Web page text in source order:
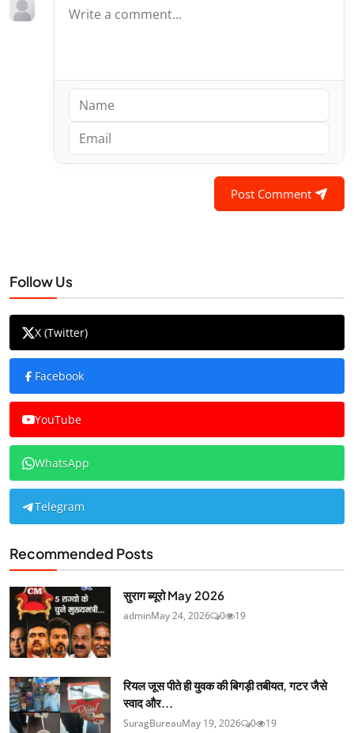
Post Comment
Follow Us
X (Twitter)
Facebook
YouTube
WhatsApp
Telegram
Recommended Posts
सुराग ब्यूरो May 2026
adminMay 24, 2026 0 19
रियल जूस पीते ही युवक की बिगड़ी तबीयत, गटर जैसे
स्वाद और...
SuragBureauMay 19, 2026 0 19